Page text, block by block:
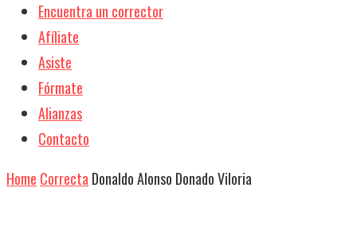
Encuentra un corrector
Afíliate
Asiste
Fórmate
Alianzas
Contacto
Home Correcta Donaldo Alonso Donado Viloria